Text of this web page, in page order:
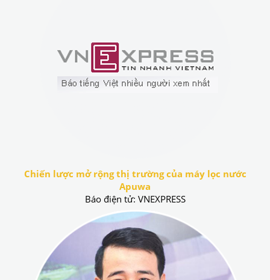
Chiến lược mở rộng thị trường của máy lọc nước
Apuwa
Báo điện tử: VNEXPRESS